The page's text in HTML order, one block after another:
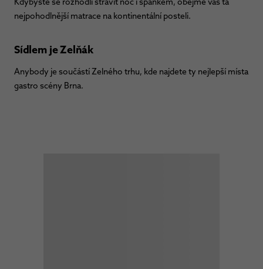
nejpohodlnější matrace na kontinentální posteli.
Sídlem je Zelňák
Anybody je součástí Zelného trhu, kde najdete ty nejlepší místa
gastro scény Brna.